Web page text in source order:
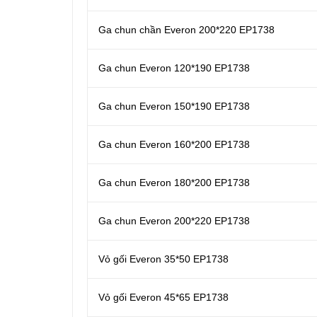
Ga chun chần Everon 200*220 EP1738
Ga chun Everon 120*190 EP1738
Ga chun Everon 150*190 EP1738
Ga chun Everon 160*200 EP1738
Ga chun Everon 180*200 EP1738
Ga chun Everon 200*220 EP1738
Vỏ gối Everon 35*50 EP1738
Vỏ gối Everon 45*65 EP1738